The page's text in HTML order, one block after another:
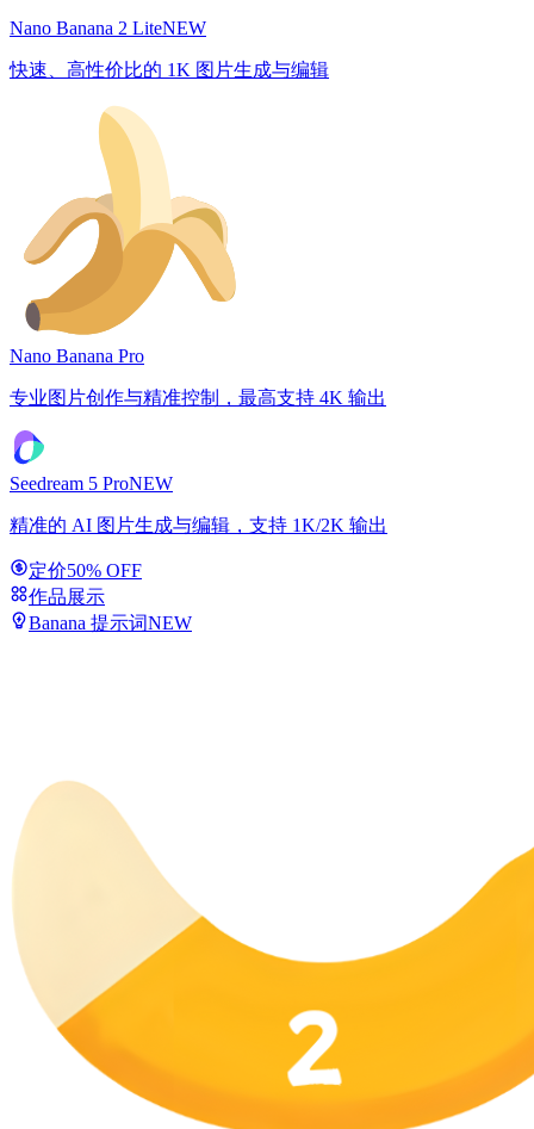
Nano Banana 2 LiteNEW
快速、高性价比的 1K 图片生成与编辑
Nano Banana Pro
专业图片创作与精准控制，最高支持 4K 输出
Seedream 5 ProNEW
精准的 AI 图片生成与编辑，支持 1K/2K 输出
定价50% OFF
作品展示
Banana 提示词NEW